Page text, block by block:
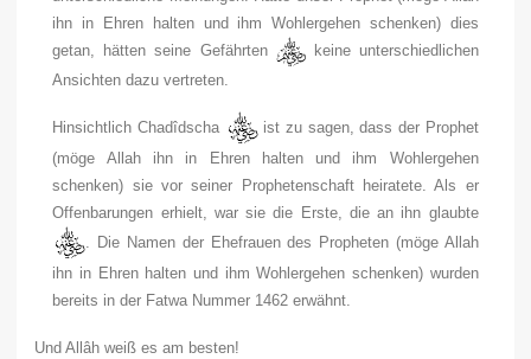
ihn in Ehren halten und ihm Wohlergehen schenken) dies
getan, hätten seine Gefährten
keine unterschiedlichen
Ansichten dazu vertreten.
Hinsichtlich Chadîdscha
ist zu sagen, dass der Prophet
(möge Allah ihn in Ehren halten und ihm Wohlergehen
schenken) sie vor seiner Prophetenschaft heiratete. Als er
Offenbarungen erhielt, war sie die Erste, die an ihn glaubte
. Die Namen der Ehefrauen des Propheten (möge Allah
ihn in Ehren halten und ihm Wohlergehen schenken) wurden
bereits in der Fatwa Nummer 1462 erwähnt.
Und Allâh weiß es am besten!